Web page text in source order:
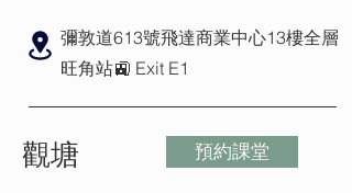
彌敦道613號飛達商業中心13樓全層
​旺角站🚉 Exit E1
觀塘 預約課堂